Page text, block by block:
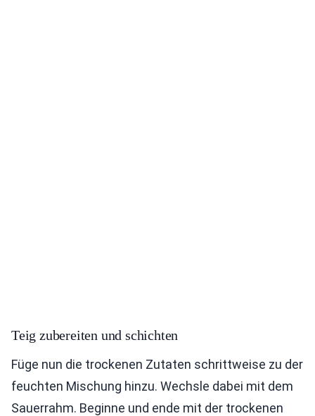
Teig zubereiten und schichten
Füge nun die trockenen Zutaten schrittweise zu der
feuchten Mischung hinzu. Wechsle dabei mit dem
Sauerrahm. Beginne und ende mit der trockenen